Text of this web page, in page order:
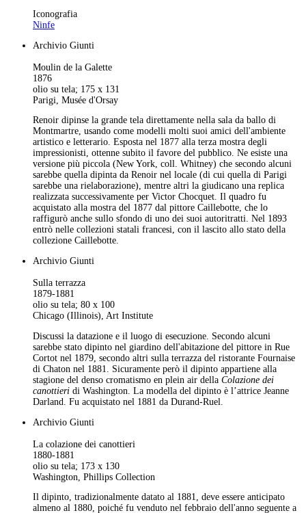
Iconografia
Ninfe
Archivio Giunti
Moulin de la Galette
1876
olio su tela; 175 x 131
Parigi, Musée d'Orsay
Renoir dipinse la grande tela direttamente nella sala da ballo di
Montmartre, usando come modelli molti suoi amici dell'ambiente
artistico e letterario. Esposta nel 1877 alla terza mostra degli
impressionisti, ottenne subito il favore del pubblico. Ne esiste una
versione più piccola (New York, coll. Whitney) che secondo alcuni
sarebbe quella dipinta da Renoir nel locale (di cui quella di Parigi
sarebbe una rielaborazione), mentre altri la giudicano una replica
realizzata successivamente per Victor Chocquet. Il quadro fu
acquistato alla mostra del 1877 dal pittore Caillebotte, che lo
raffigurò anche sullo sfondo di uno dei suoi autoritratti. Nel 1893
entrò nelle collezioni statali francesi, con il lascito allo stato della
collezione Caillebotte.
Archivio Giunti
Sulla terrazza
1879-1881
olio su tela; 80 x 100
Chicago (Illinois), Art Institute
Discussi la datazione e il luogo di esecuzione. Secondo alcuni
sarebbe stato dipinto nel giardino dell'abitazione del pittore in Rue
Cortot nel 1879, secondo altri sulla terrazza del ristorante Fournaise
di Chaton nel 1881. Sicuramente però il dipinto appartiene alla
stagione del denso cromatismo en plein air della Colazione dei
canottieri di Washington. La modella del dipinto è l’attrice Jeanne
Darland. Fu acquistato nel 1881 da Durand-Ruel.
Archivio Giunti
La colazione dei canottieri
1880-1881
olio su tela; 173 x 130
Washington, Phillips Collection
Il dipinto, tradizionalmente datato al 1881, deve essere anticipato
almeno al 1880, poiché fu venduto nel febbraio dell'anno seguente a